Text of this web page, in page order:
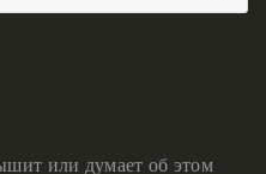
или думает об этом